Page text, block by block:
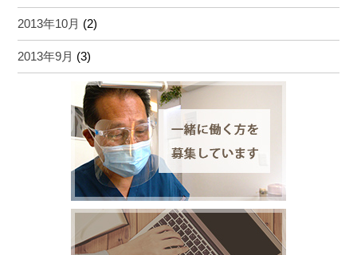
2013年10月 (2)
2013年9月 (3)